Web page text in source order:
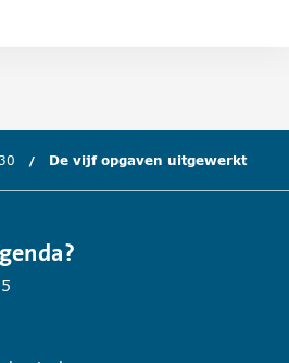
De vijf opgaven uitgewerkt